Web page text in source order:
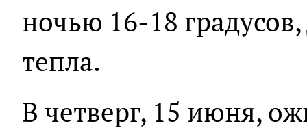
ночью 16-18
тепла.
В четверг, 15 июня,